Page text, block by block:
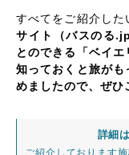
すべてをご紹介した
サイト（バスのる
とのできる「ベイ
知っておくと旅がも
めましたので、ぜひ
詳細
ご紹介しております